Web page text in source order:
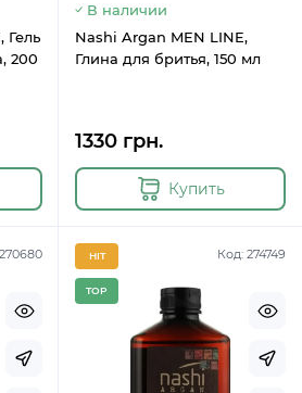
Гель
200
В наличии
Nashi Argan MEN LINE,
Глина для бритья, 150 мл
1330 грн.
Купить
Код: 274749
HIT
TOP